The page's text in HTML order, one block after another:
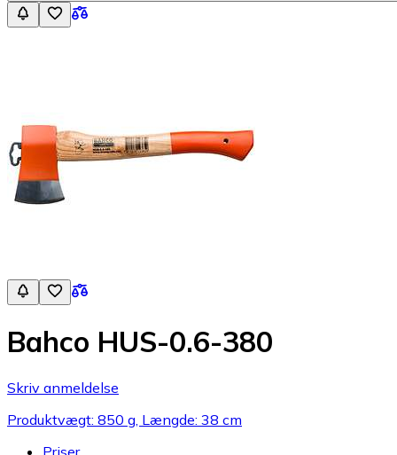
Bahco HUS-0.6-380
Skriv anmeldelse
Produktvægt: 850 g, Længde: 38 cm
Priser